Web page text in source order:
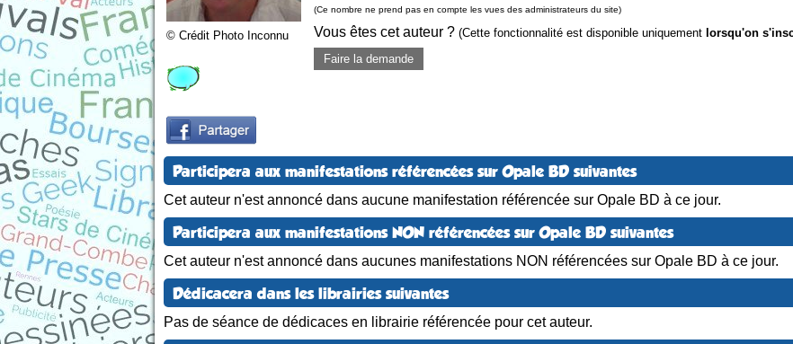
© Crédit Photo Inconnu
(Ce nombre ne prend pas en compte les vues des administrateurs du site)
Vous êtes cet auteur ? (Cette fonctionnalité est disponible uniquement lorsqu'on
Faire la demande
Participera aux manifestations référencées sur Opale BD suivantes
Cet auteur n'est annoncé dans aucune manifestation référencée sur Opale BD à ce jour.
Participera aux manifestations NON référencées sur Opale BD suivantes
Cet auteur n'est annoncé dans aucunes manifestations NON référencées sur Opale BD à ce jour.
Dédicacera dans les librairies suivantes
Pas de séance de dédicaces en librairie référencée pour cet auteur.